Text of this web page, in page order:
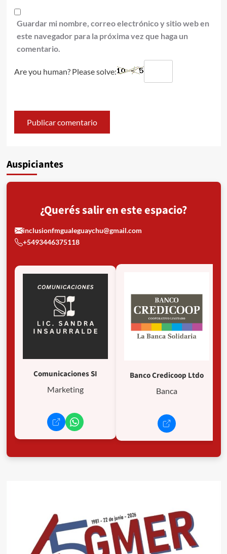
Guardar mi nombre, correo electrónico y sitio web en
este navegador para la próxima vez que haga un
comentario.
Are you human? Please solve:
Auspiciantes
¿Querés salir en este espacio?
inclusionfmgualeguaychu@gmail.com
+5493446375118
Comunicaciones SI
Marketing
Banco Credicoop Ltdo
Banca